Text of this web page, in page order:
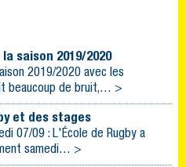
saison 2019/2020
2019/2020 avec les
beaucoup de bruit,… >
et des stages
07/09 : L'École de Rugby a
samedi… >